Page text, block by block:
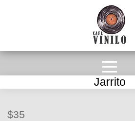
Jarrito
$35